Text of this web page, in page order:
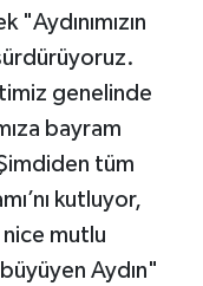
"Aydınımızın
genelinde
bayram
tüm
kutluyor,
mutlu
Aydın"